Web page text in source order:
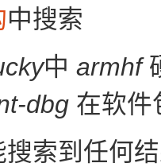
中搜索
中 armhf
dbg 在软件
索到任何